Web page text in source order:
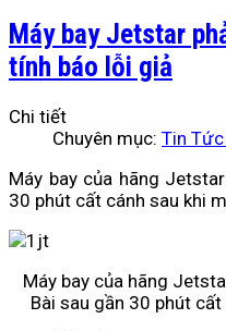
Máy bay Jetstar
tính báo lỗi giả
Chi tiết
Chuyên mục: Tin
Máy bay của hãng
30 phút cất cánh sau khi
Máy bay của hãng
Bài sau gần 30 phút